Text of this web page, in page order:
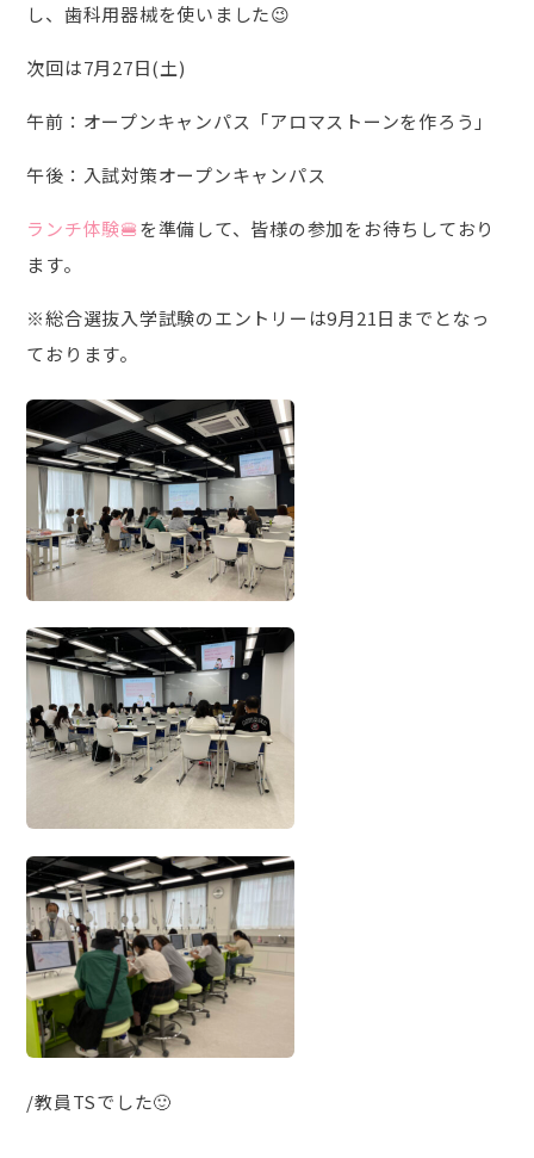
し、歯科用器械を使いました😉
次回は7月27日(土)
午前：オープンキャンパス「アロマストーンを作ろう」
午後：入試対策オープンキャンパス
ランチ体験🍔を準備して、皆様の参加をお待ちしており
ます。
※総合選抜入学試験のエントリーは9月21日までとなっ
ております。
/教員TSでした🙂